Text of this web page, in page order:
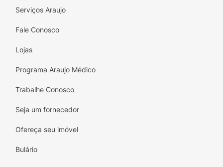
Encaixe uma lâmina de barbear nova no
separadamente).
favorito na região desejada.
Segure oAparelho Enox
pele.
Faça movimentos suaves e curtos no
Serviços Araujo
Fale Conosco
Lojas
Programa Araujo Médico
Trabalhe Conosco
Seja um fornecedor
Ofereça seu imóvel
Bulário